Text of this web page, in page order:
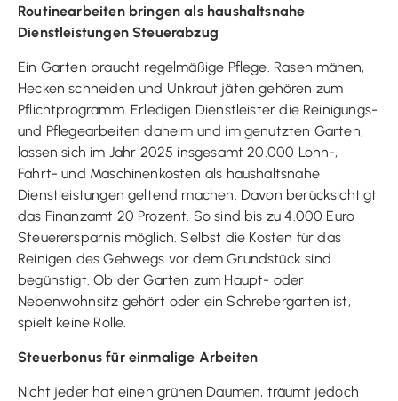
Routinearbeiten bringen als haushaltsnahe
Dienstleistungen Steuerabzug
Ein Garten braucht regelmäßige Pflege. Rasen mähen,
Hecken schneiden und Unkraut jäten gehören zum
Pflichtprogramm. Erledigen Dienstleister die Reinigungs-
und Pflegearbeiten daheim und im genutzten Garten,
lassen sich im Jahr 2025 insgesamt 20.000 Lohn-,
Fahrt- und Maschinenkosten als haushaltsnahe
Dienstleistungen geltend machen. Davon berücksichtigt
das Finanzamt 20 Prozent. So sind bis zu 4.000 Euro
Steuerersparnis möglich. Selbst die Kosten für das
Reinigen des Gehwegs vor dem Grundstück sind
begünstigt. Ob der Garten zum Haupt- oder
Nebenwohnsitz gehört oder ein Schrebergarten ist,
spielt keine Rolle.
Steuerbonus für einmalige Arbeiten
Nicht jeder hat einen grünen Daumen, träumt jedoch